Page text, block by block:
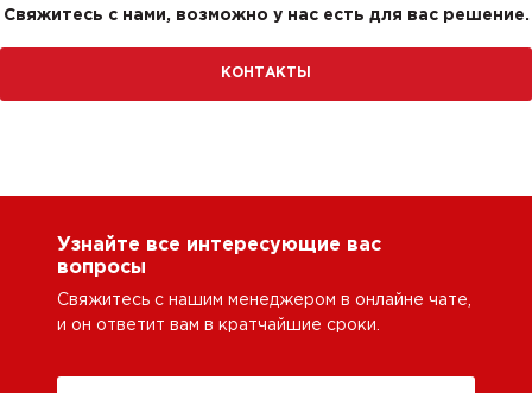
Свяжитесь с нами, возможно у нас есть для вас решение.
КОНТАКТЫ
Узнайте все интересующие вас
вопросы
Свяжитесь с нашим менеджером в онлайне чате,
и он ответит вам в кратчайшие сроки.